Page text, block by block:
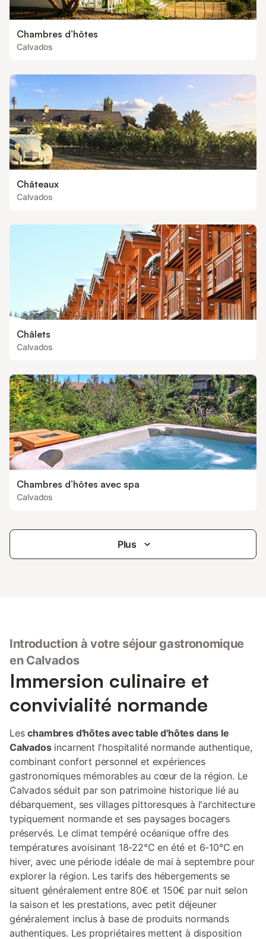
Chambres d’hôtes
Calvados
Châteaux
Calvados
Châlets
Calvados
Chambres d’hôtes avec spa
Calvados
Plus
Introduction à votre séjour gastronomique
en Calvados
Immersion culinaire et
convivialité normande
Leschambres d'hôtes avec table d'hôtes dans le
Calvadosincarnent l'hospitalité normande authentique,
combinant confort personnel et expériences
gastronomiques mémorables au cœur de la région. Le
Calvados séduit par son patrimoine historique lié au
débarquement, ses villages pittoresques à l'architecture
typiquement normande et ses paysages bocagers
préservés. Le climat tempéré océanique offre des
températures avoisinant 18-22°C en été et 6-10°C en
hiver, avec une période idéale de mai à septembre pour
explorer la région. Les tarifs des hébergements se
situent généralement entre 80€ et 150€ par nuit selon
la saison et les prestations, avec petit déjeuner
généralement inclus à base de produits normands
authentiques. Les propriétaires mettent à disposition